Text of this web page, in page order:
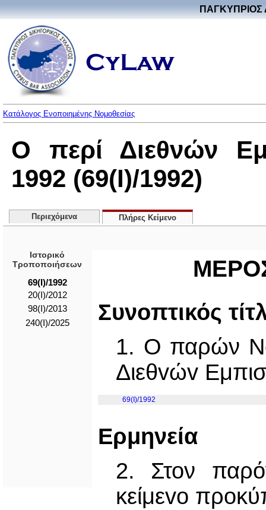
ΠΑΓΚΥΠΡΙΟΣ
Κατάλογος Ενοποιημένης Νομοθεσίας
Ο περί Διεθνών
1992 (69(I)/1992)
Περιεχόμενα Πλήρες Κείμενο
Ιστορικό
Τροποποιήσεων
69(I)/1992
20(I)/2012
98(I)/2013
240(I)/2025
Συνoπτικός
1. Ο παρών
Διεθvώv
69(I)/1992
Ερμηνεία
2. Στον
κείμεvo